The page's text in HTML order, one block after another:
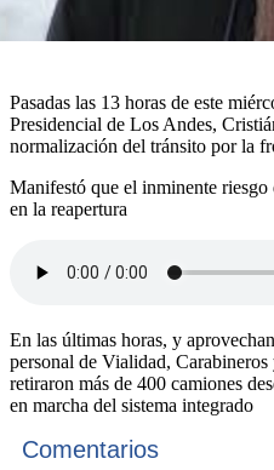
Pasadas las 13 horas de este
Presidencial de Los Andes,
normalización del tránsito por la
Manifestó que el inminente riesgo
en la reapertura
En las últimas horas, y
personal de Vialidad,
retiraron más de 400 camiones
en marcha del sistema integrado
Comentarios